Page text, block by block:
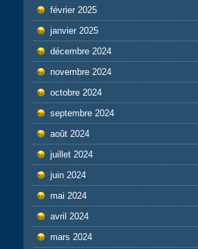
février 2025
janvier 2025
décembre 2024
novembre 2024
octobre 2024
septembre 2024
août 2024
juillet 2024
juin 2024
mai 2024
avril 2024
mars 2024